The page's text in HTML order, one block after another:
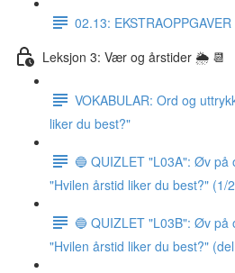
02.13: EKSTRAOPPGAVER
Leksjon 3: Vær og årstider 🌦 📆
VOKABULAR: Ord og
liker du best?"
🔵 QUIZLET "L03A": Øv på
"Hvilen årstid liker du best?" (1/
🔵 QUIZLET "L03B": Øv på
"Hvilen årstid liker du best?"